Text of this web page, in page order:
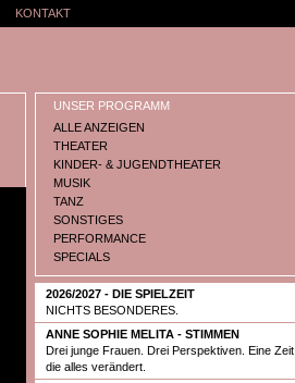
KONTAKT
UNSER PROGRAMM
ALLE ANZEIGEN
THEATER
KINDER- & JUGENDTHEATER
MUSIK
TANZ
SONSTIGES
PERFORMANCE
SPECIALS
2026/2027 - DIE SPIELZEIT
NICHTS BESONDERES.
ANNE SOPHIE MELITA - STIMMEN
Drei junge Frauen. Drei Perspektiven. Eine Zeit,
die alles verändert.